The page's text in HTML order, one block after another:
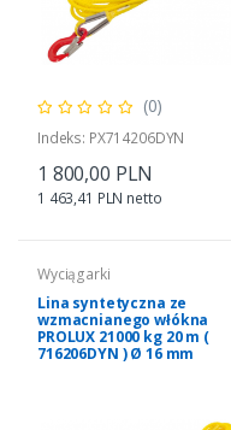
(0)
Indeks: PX714206DYN
1 800,00 PLN
1 463,41 PLN netto
Wyciągarki
Lina syntetyczna ze
wzmacnianego włókna
PROLUX 21000 kg 20 m (
716206DYN ) Ø 16 mm